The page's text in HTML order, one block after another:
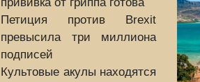
Петиция против Brexit
превысила три миллиона
подписей
Культовые акулы находятся